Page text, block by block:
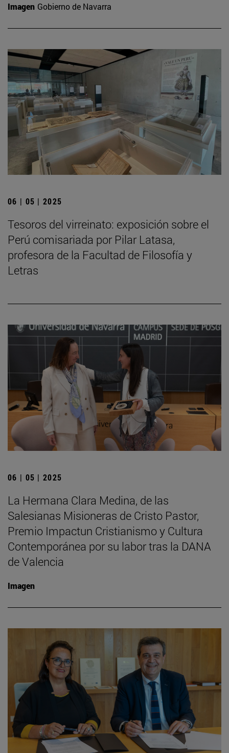
Imagen Gobierno de Navarra
06 | 05 | 2025
Tesoros del virreinato: exposición sobre el
Perú comisariada por Pilar Latasa,
profesora de la Facultad de Filosofía y
Letras
06 | 05 | 2025
La Hermana Clara Medina, de las
Salesianas Misioneras de Cristo Pastor,
Premio Impactun Cristianismo y Cultura
Contemporánea por su labor tras la DANA
de Valencia
Imagen